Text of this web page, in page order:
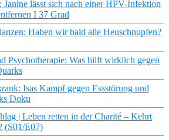
Janine lässt sich nach einer HPV-Infektion
I 37 Grad
Haben wir bald alle Heuschnupfen?
Psychotherapie: Was hilft wirklich gegen
Isas Kampf gegen Essstörung und
Doku
| Leben retten in der Charité – Kehrt
(S01/E07)